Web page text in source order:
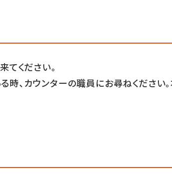
てください。
、カウンターの職員にお尋ねください